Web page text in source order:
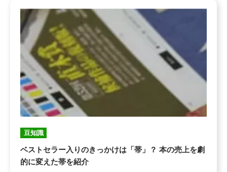
豆知識
ベストセラー入りのきっかけは「帯」？ 本の売上を劇
的に変えた帯を紹介